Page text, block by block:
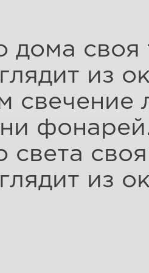
дома своя
из
свечение
света
из